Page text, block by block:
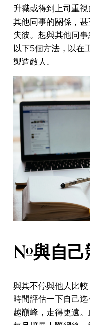
升職或得到上司重
其他同事的關係，
失彼。想與其他同
以下5個方法，以在
製造敵人。
#與自己
與其不停與他人比
時間評估一下自己
越巔峰，走得更遠